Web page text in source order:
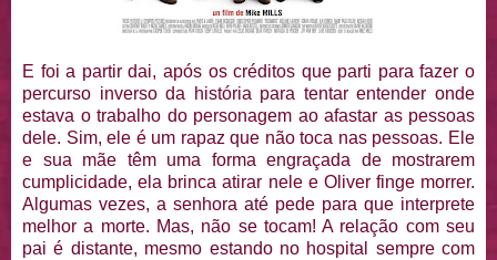
E foi a partir dai, após os créditos que parti para fazer o
percurso inverso da história para tentar entender onde
estava o trabalho do personagem ao afastar as pessoas
dele. Sim, ele é um rapaz que não toca nas pessoas. Ele
e sua mãe têm uma forma engraçada de mostrarem
cumplicidade, ela brinca atirar nele e Oliver finge morrer.
Algumas vezes, a senhora até pede para que interprete
melhor a morte. Mas, não se tocam! A relação com seu
pai é distante, mesmo estando no hospital sempre com